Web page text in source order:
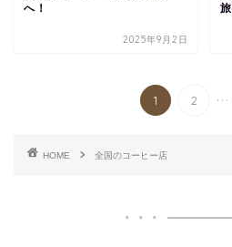
へ！
2025年9月2日
旅
1 2 ...
HOME 全国のコーヒー店